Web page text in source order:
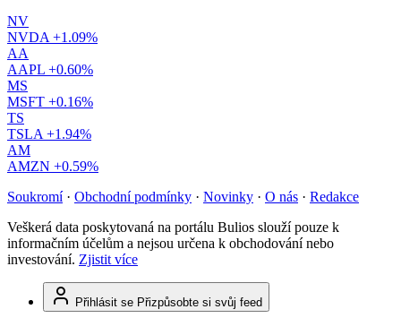
NV
NVDA +1.09%
AA
AAPL +0.60%
MS
MSFT +0.16%
TS
TSLA +1.94%
AM
AMZN +0.59%
Soukromí · Obchodní podmínky · Novinky · O nás · Redakce
Veškerá data poskytovaná na portálu Bulios slouží pouze k
informačním účelům a nejsou určena k obchodování nebo
investování. Zjistit více
Přihlásit se Přizpůsobte si svůj feed